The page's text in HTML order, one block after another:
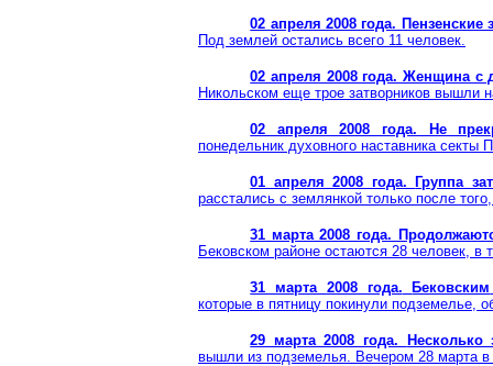
02 апреля 2008 года.
Под землей остались всего 11 человек.
02 апреля 2008 года. Женщина с
Никольском еще трое затворников вышли
02 апреля 2008 года. Не
понедельник духовного наставника секты
01 апреля 2008 года.
Группа
расстались с землянкой только после
31 марта 2008 года.
Бековском районе остаются 28 человек, в
31 марта 2008 года. Бековским
которые в пятницу покинули подземелье,
29 марта 2008 года.
вышли из подземелья. Вечером 28 марта в